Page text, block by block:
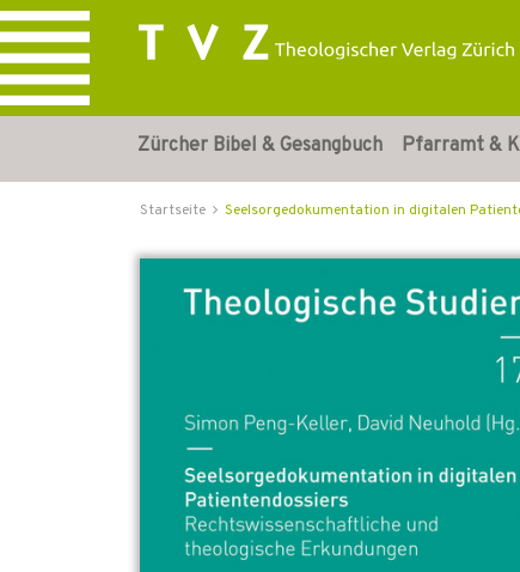
Zürcher Bibel & Gesangbuch Pfarramt &
Startseite Seelsorgedokumentation in digitalen